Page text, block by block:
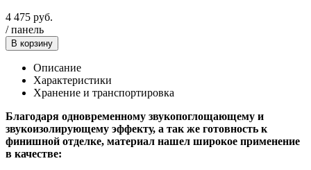
4 475 руб.
/панель
В корзину
Описание
Характеристики
Хранение и транспортировка
Благодаря одновременному звукопоглощающему и
звукоизолирующему эффекту, а так же готовность к
финишной отделке, материал нашел широкое применение
в качестве: